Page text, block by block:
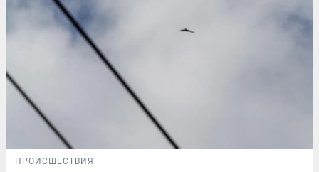
ПРОИСШЕСТВИЯ